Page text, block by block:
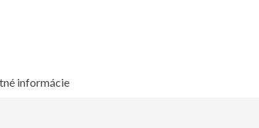
informácie